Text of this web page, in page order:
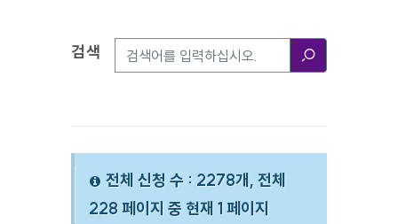
검색옵션
검색
전체 신청 수 : 2278개, 전체
228 페이지 중 현재 1 페이지